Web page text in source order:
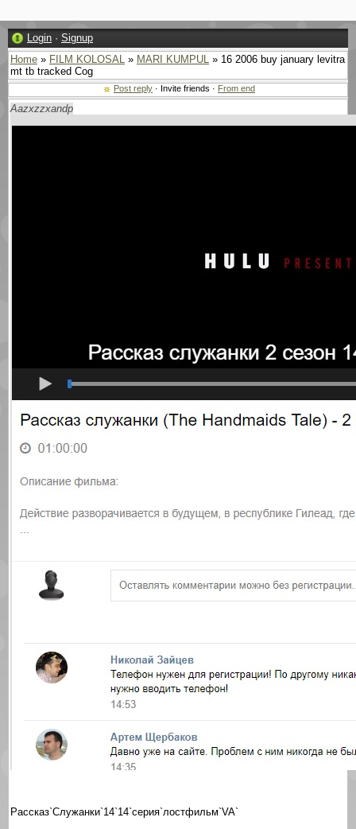
Login · Signup
Home » FILM KOLOSAL » MARI KUMPUL » 16 2006 buy january levitra
mt tb tracked Cog
Post reply · Invite friends · From end
Aazxzzxandp
Рассказ`Служанки`14`14`серия`лостфильм`VA`